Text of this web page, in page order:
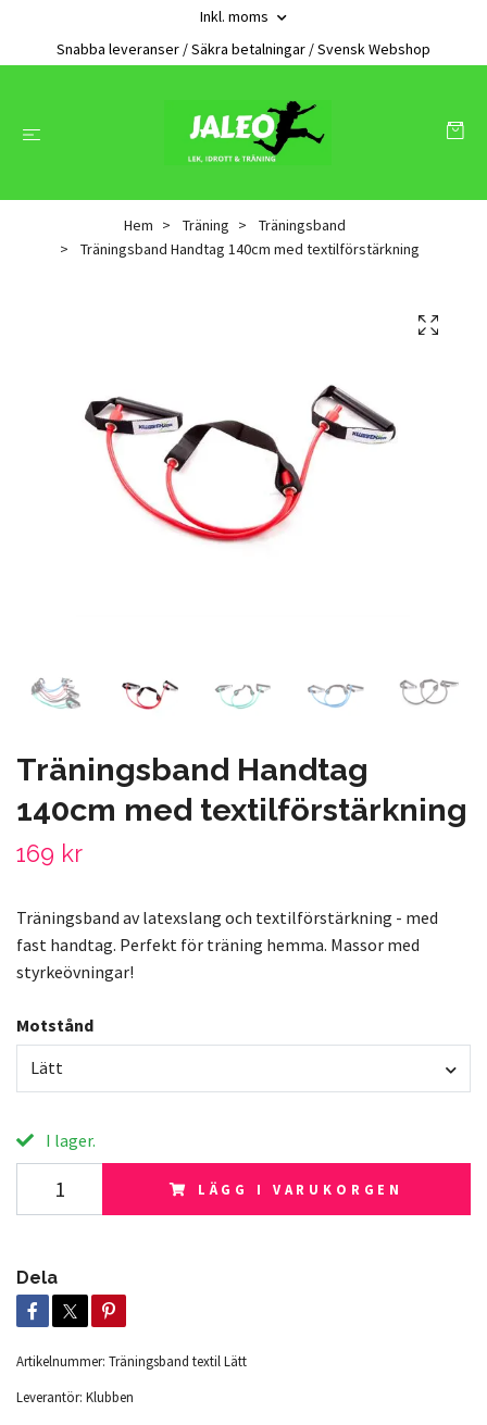
Inkl. moms
Snabba leveranser / Säkra betalningar / Svensk Webshop
Hem Träning
Träningsband
Träningsband Handtag 140cm med textilförstärkning
Träningsband Handtag
140cm med textilförstärkning
169 kr
Träningsband av latexslang och textilförstärkning - med
fast handtag. Perfekt för träning hemma. Massor med
styrkeövningar!
Motstånd
Lätt
I lager.
LÄGG I VARUKORGEN
Dela
Artikelnummer: Träningsband textil Lätt
Leverantör: Klubben